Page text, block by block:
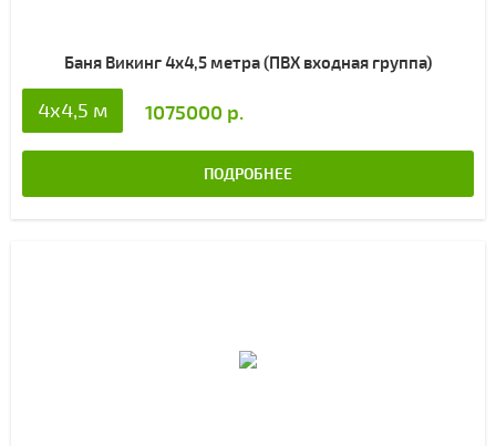
Баня Викинг 4х4,5 метра (ПВХ входная группа)
4x4,5 м 1075000 р.
ПОДРОБНЕЕ